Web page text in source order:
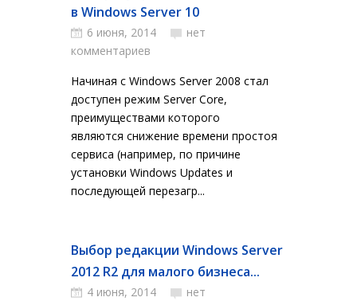
в Windows Server 10
6 июня, 2014
нет
комментариев
Начиная с Windows Server 2008 стал
доступен режим Server Core,
преимуществами которого
являются снижение времени простоя
сервиса (например, по причине
установки Windows Updates и
последующей перезагр...
Выбор редакции Windows Server
2012 R2 для малого бизнеса...
4 июня, 2014
нет